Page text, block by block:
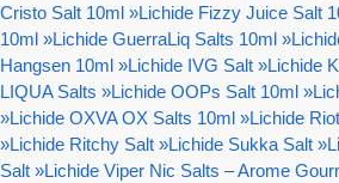
Cristo Salt 10ml »Lichide Fizzy Juice Salt
10ml »Lichide GuerraLiq Salts 10ml »
Hangsen 10ml »Lichide IVG Salt »Lichide
LIQUA Salts »Lichide OOPs Salt 10ml »
»Lichide OXVA OX Salts 10ml »Lichide
»Lichide Ritchy Salt »Lichide Sukka Salt »
Salt »Lichide Viper Nic Salts – Arome